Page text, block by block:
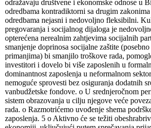
odražavaju društvene i ekonomske odnose u
odredbama kontradiktorni sa drugim
odredbama nejasni i nedovoljno fleksibilni.
pregovaranja i socijalnog dijaloga je
opterećena nerealnim zahtjevima socijalnih
smanjenje doprinosa socijalne zaštite
primanjima) bi smanjilo troškove rada,
investitori i dovelo bi više zaposlenih u
dominantnost zaposlenja u neformalnom
nemoguće sprovesti bez osiguranja dodatnih
vanbudžetske fondove. o U srednjeročnom
sistem obrazovanja u cilju njegove veće
rada. o Razmotrićemo uvođenje shema
zaposlenja. 5 o Aktivno će se težiti